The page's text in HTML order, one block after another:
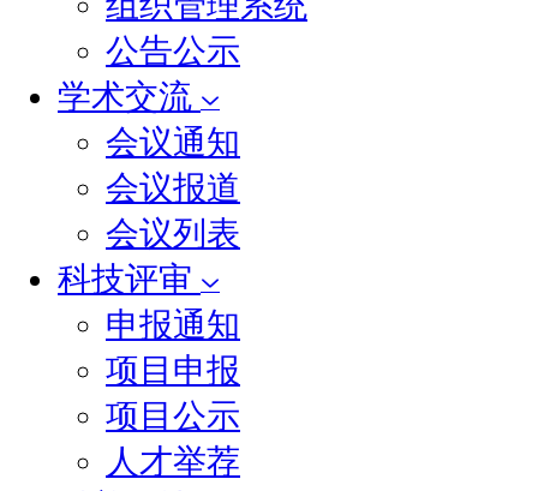
公告公示
学术交流
会议通知
会议报道
会议列表
科技评审
申报通知
项目申报
项目公示
人才举荐